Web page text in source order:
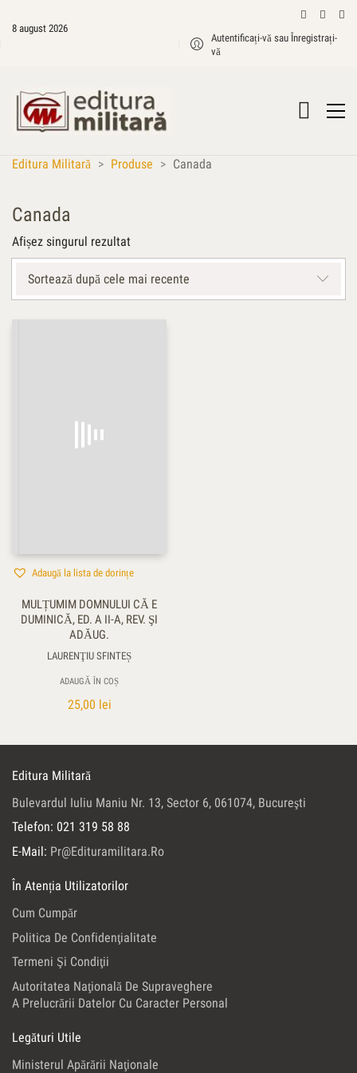
8 august 2026
Autentificați-vă sau Înregistrați-
vă
Editura Militară > Produse > Canada
Canada
Afișez singurul rezultat
Sortează după cele mai recente
Adaugă la lista de dorințe
MULȚUMIM DOMNULUI CĂ E
DUMINICĂ, ED. A II-A, REV. ŞI
ADĂUG.
LAURENŢIU SFINTEȘ
ADAUGĂ ÎN COȘ
25,00 lei
Editura Militară
Bulevardul Iuliu Maniu Nr. 13, Sector 6, 061074, Bucureşti
Telefon: 021 319 58 88
E-Mail: Pr@edituramilitara.ro
În Atenția Utilizatorilor
Cum Cumpăr
Politica De Confidenţialitate
Termeni Şi Condiţii
Autoritatea Naţională De Supraveghere
A Prelucrării Datelor Cu Caracter Personal
Legături Utile
Ministerul Apărării Naţionale